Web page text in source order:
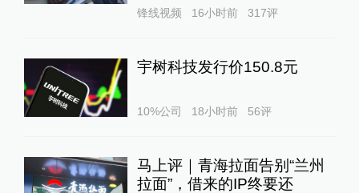
锋线视频 16小时前 317评
宇树科技发行价150.8元
10%公司 18小时前 56评
马上评｜青海拉面告别“兰州
拉面”，借来的IP终要还